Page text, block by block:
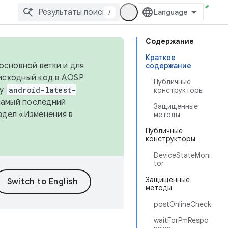
/
Содержание
Краткое
содержание
Публичные
конструкторы
Защищенные
методы
Публичные
конструкторы
DeviceStateMoni
tor
Защищенные
методы
postOnlineCheck
waitForPmRespo
ветки и для
код в AOSP
android-latest-
последний
«Изменения в